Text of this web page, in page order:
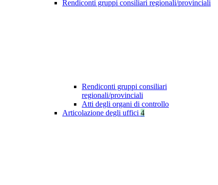
Rendiconti gruppi consiliari regionali/provinciali
Rendiconti gruppi consiliari
regionali/provinciali
Atti degli organi di controllo
Articolazione degli uffici 4